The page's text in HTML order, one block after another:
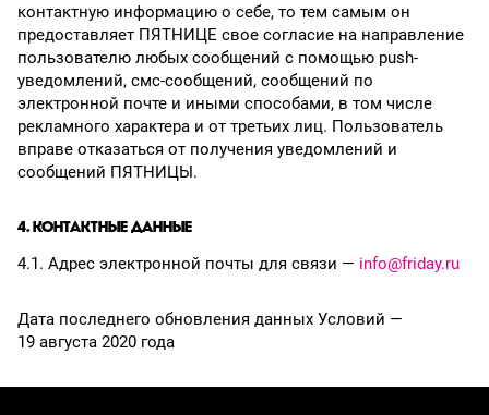
контактную информацию о себе, то тем самым он
предоставляет ПЯТНИЦЕ свое согласие на направление
пользователю любых сообщений с помощью push-
уведомлений, смс-сообщений, сообщений по
электронной почте и иными способами, в том числе
рекламного характера и от третьих лиц. Пользователь
вправе отказаться от получения уведомлений и
сообщений ПЯТНИЦЫ.
4. КОНТАКТНЫЕ ДАННЫЕ
4.1. Адрес электронной почты для связи — info@friday.ru
Дата последнего обновления данных Условий —
19 августа 2020 года